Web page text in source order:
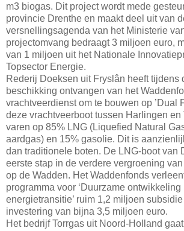
m3 biogas. Dit project wordt mede
provincie Drenthe en maakt deel uit van
versnellingsagenda van het Ministerie
projectomvang bedraagt 3 miljoen euro,
van 1 miljoen uit het Nationale
Topsector Energie.
Rederij Doeksen uit Fryslân heeft tijdens
beschikking ontvangen van het
vrachtveerdienst om te bouwen op ’Dual
deze vrachtveerboot tussen Harlingen en
varen op 85% LNG (Liquefied Natural
aardgas) en 15% gasolie. Dit is
dan traditionele boten. De LNG-boot van
eerste stap in de verdere vergroening
op de Wadden. Het Waddenfonds
programma voor ‘Duurzame ontwikkeling
energietransitie’ ruim 1,2 miljoen
investering van bijna 3,5 miljoen euro.
Het bedrijf Torrgas uit Noord-Holland